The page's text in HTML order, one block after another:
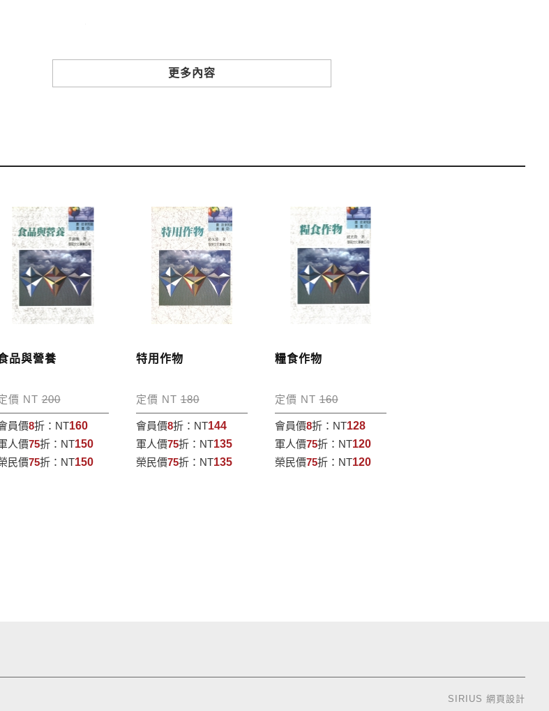
，請於三日內至郵局填寫劃撥單，匯款者大名請填寫跟訂購者大名一致，以利核銷作業。
詢「我的訂單」，查詢訂單處理的狀態。
費於訂單中。
專人估價，訂購後48小時內回覆運費於訂單中，請至會員專區查詢「我的訂單」
內以郵寄方式寄送到您所指定的地點。
更多內容
品與營養
價 NT200
員價8折： NT160
人價75折： NT150
民價75折： NT150
特用作物
定價 NT180
會員價8折： NT144
軍人價75折： NT135
榮民價75折： NT135
糧食作物
定價 NT160
會員價8折： NT128
軍人價75折： NT120
榮民價75折： NT120
SIRIUS 網頁設計